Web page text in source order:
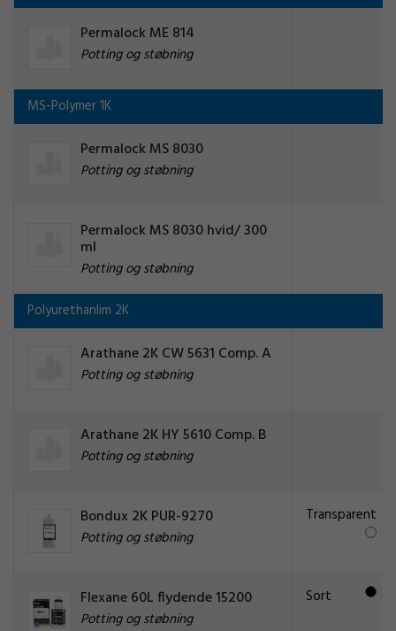
Permalock ME 814
Potting og støbning
MS-Polymer 1K
Permalock MS 8030
Potting og støbning
Permalock MS 8030 hvid/ 300
ml
Potting og støbning
Polyurethanlim 2K
Arathane 2K CW 5631 Comp. A
Potting og støbning
Arathane 2K HY 5610 Comp. B
Potting og støbning
Bondux 2K PUR-9270
Potting og støbning
Transparent
Flexane 60L flydende 15200
Potting og støbning
Sort